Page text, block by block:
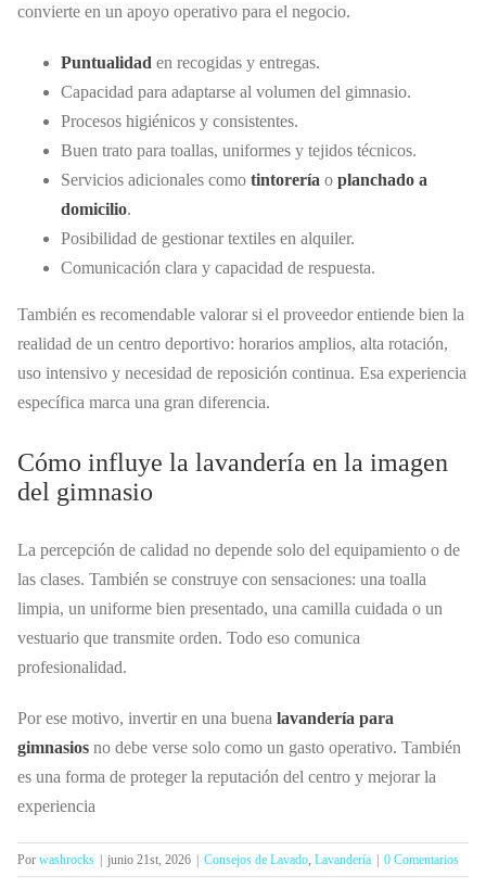
convierte en un apoyo operativo para el negocio.
Puntualidad en recogidas y entregas.
Capacidad para adaptarse al volumen del gimnasio.
Procesos higiénicos y consistentes.
Buen trato para toallas, uniformes y tejidos técnicos.
Servicios adicionales como tintorería o planchado a
domicilio.
Posibilidad de gestionar textiles en alquiler.
Comunicación clara y capacidad de respuesta.
También es recomendable valorar si el proveedor entiende bien la
realidad de un centro deportivo: horarios amplios, alta rotación,
uso intensivo y necesidad de reposición continua. Esa experiencia
específica marca una gran diferencia.
Cómo influye la lavandería en la imagen
del gimnasio
La percepción de calidad no depende solo del equipamiento o de
las clases. También se construye con sensaciones: una toalla
limpia, un uniforme bien presentado, una camilla cuidada o un
vestuario que transmite orden. Todo eso comunica
profesionalidad.
Por ese motivo, invertir en una buena lavandería para
gimnasios no debe verse solo como un gasto operativo. También
es una forma de proteger la reputación del centro y mejorar la
experiencia
Por washrocks junio 21st, 2026 Consejos de Lavado, Lavandería 0 Comentarios